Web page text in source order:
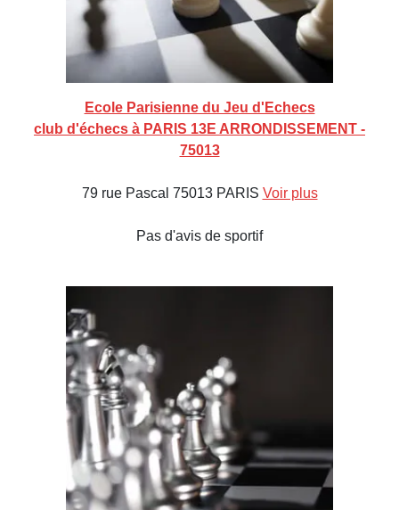
Ecole Parisienne du Jeu d'Echecs
club d'échecs à PARIS 13E ARRONDISSEMENT -
75013
79 rue Pascal 75013 PARIS Voir plus
Pas d'avis de sportif